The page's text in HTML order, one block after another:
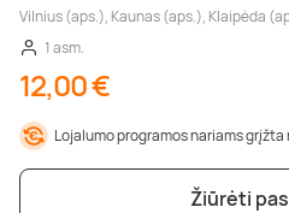
Vilnius (aps.), Kaunas (aps.), Klaipėda
1 asm.
12,00 €
Lojalumo programos nariams grįžta
Žiūrėti